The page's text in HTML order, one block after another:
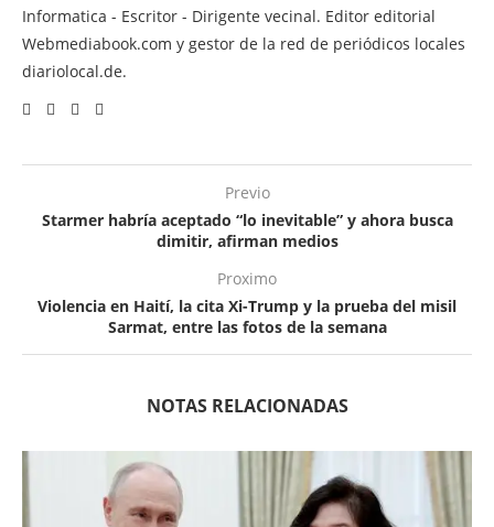
Informatica - Escritor - Dirigente vecinal. Editor editorial
Webmediabook.com y gestor de la red de periódicos locales
diariolocal.de.
Previo
Starmer habría aceptado “lo inevitable” y ahora busca
dimitir, afirman medios
Proximo
Violencia en Haití, la cita Xi-Trump y la prueba del misil
Sarmat, entre las fotos de la semana
NOTAS RELACIONADAS